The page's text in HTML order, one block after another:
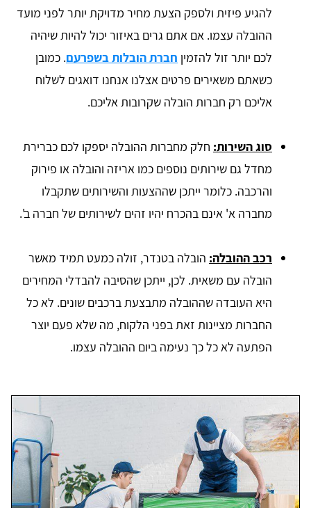
להגיע פיזית ולספק הצעת מחיר מדויקת יותר לפני מועד
ההובלה עצמו. אם אתם גרים באיזור יכול להיות שיהיה
לכם יותר זול להזמין חברת הובלות בשפרעם. כמובן
כשאתם משאירים פרטים אצלנו אנחנו דואגים לשלוח
אליכם רק חברות הובלה שקרובות אליכם.
סוג השירות: חלק מחברות ההובלה יספקו לכם כברירת
מחדל גם שירותים נוספים כמו אריזה והובלה או פירוק
והרכבה. כלומר ייתכן שההצעות והשירותים שתקבלו
מחברה א' אינם בהכרח יהיו זהים לשירותים של חברה ב'.
רכב ההובלה: הובלה בטנדר, זולה כמעט תמיד מאשר
הובלה עם משאית. לכן, ייתכן שהסיבה להבדלי המחירים
היא העובדה שההובלה מתבצעת ברכבים שונים. לא כל
החברות מציינות זאת בפני הלקוח, מה שלא פעם יוצר
הפתעה לא כל כך נעימה ביום ההובלה עצמו.